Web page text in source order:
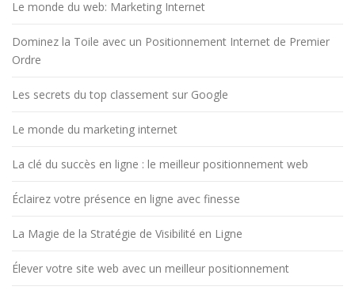
Le monde du web: Marketing Internet
Dominez la Toile avec un Positionnement Internet de Premier
Ordre
Les secrets du top classement sur Google
Le monde du marketing internet
La clé du succès en ligne : le meilleur positionnement web
Éclairez votre présence en ligne avec finesse
La Magie de la Stratégie de Visibilité en Ligne
Élever votre site web avec un meilleur positionnement